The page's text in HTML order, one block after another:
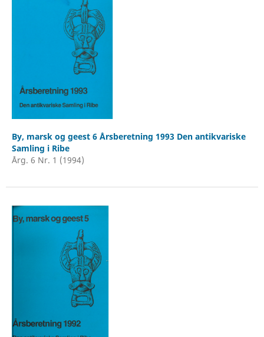
By, marsk og geest 6 Årsberetning 1993 Den antikvariske
Samling i Ribe
Årg. 6 Nr. 1 (1994)